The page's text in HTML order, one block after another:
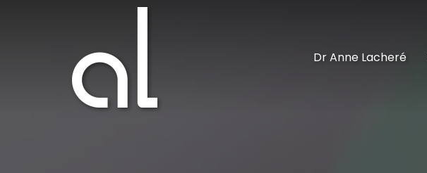
Dr Anne Lacheré